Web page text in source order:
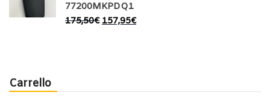
77200MKPDQ1
175,50€ 157,95€
Carrello